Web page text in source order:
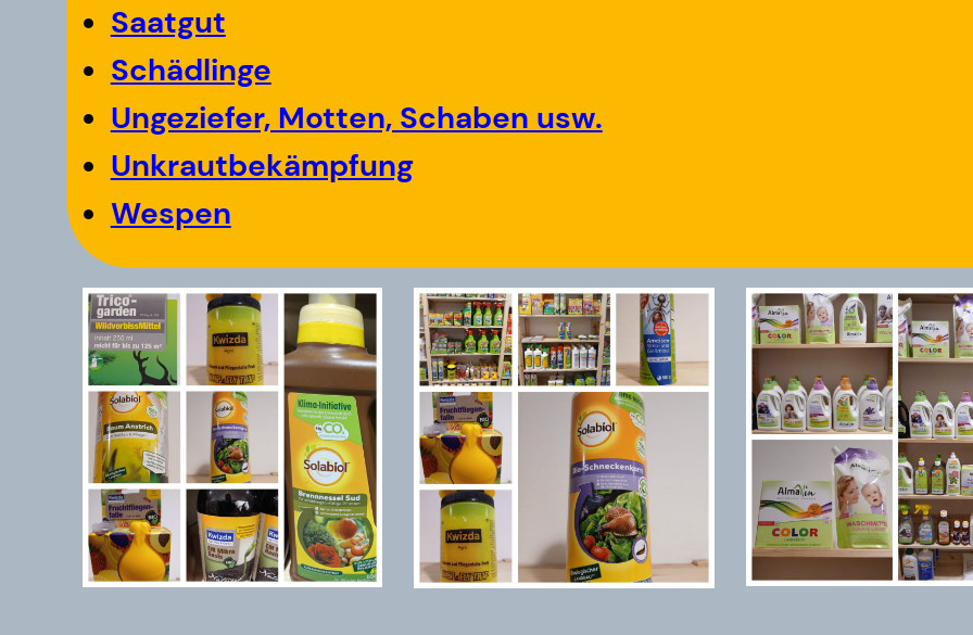
Saatgut
Schädlinge
Ungeziefer, Motten, Schaben usw.
Unkrautbekämpfung
Wespen